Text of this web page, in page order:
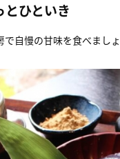
ひといき
自慢の甘味を食べましょ